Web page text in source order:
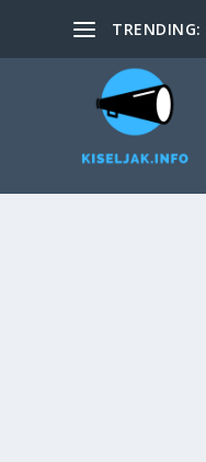
TRENDING: